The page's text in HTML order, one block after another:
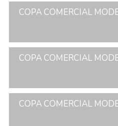
COPA COMERCIAL
COPA COMERCIAL
COPA COMERCIAL